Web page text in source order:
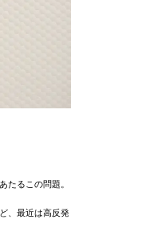
たるこの問題。
、最近は高反発